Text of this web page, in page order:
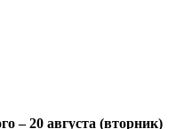
– 20 августа (вторник)